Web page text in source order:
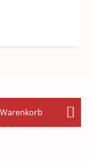
Warenkorb